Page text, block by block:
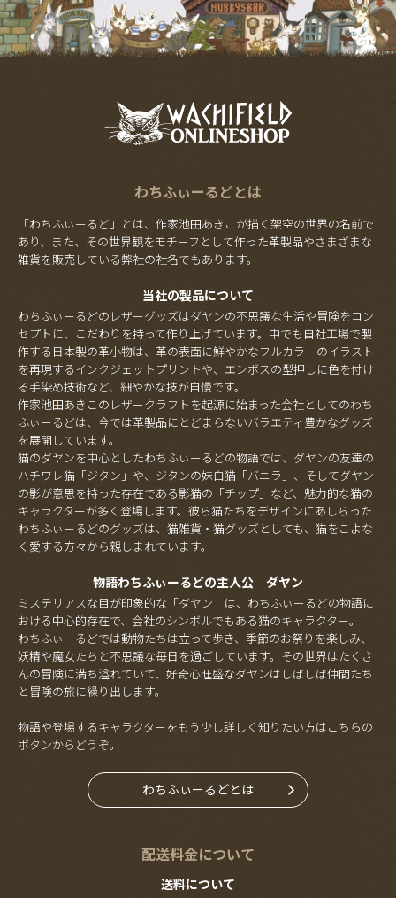
わちふぃーるどとは
「わちふぃーるど」とは、作家池田あきこが描く架空の世界の名前で
あり、また、その世界観をモチーフとして作った革製品やさまざまな
雑貨を販売している弊社の社名でもあります。
当社の製品について
わちふぃーるどのレザーグッズはダヤンの不思議な生活や冒険をコン
セプトに、こだわりを持って作り上げています。中でも自社工場で製
作する日本製の革小物は、革の表面に鮮やかなフルカラーのイラスト
を再現するインクジェットプリントや、エンボスの型押しに色を付け
る手染め技術など、細やかな技が自慢です。
作家池田あきこのレザークラフトを起源に始まった会社としてのわち
ふぃーるどは、今では革製品にとどまらないバラエティ豊かなグッズ
を展開しています。
猫のダヤンを中心としたわちふぃーるどの物語では、ダヤンの友達の
ハチワレ猫「ジタン」や、ジタンの妹白猫「バニラ」、そしてダヤン
の影が意思を持った存在である影猫の「チップ」など、魅力的な猫の
キャラクターが多く登場します。彼ら猫たちをデザインにあしらった
わちふぃーるどのグッズは、猫雑貨・猫グッズとしても、猫をこよな
く愛する方々から親しまれています。
物語わちふぃーるどの主人公 ダヤン
ミステリアスな目が印象的な「ダヤン」は、わちふぃーるどの物語に
おける中心的存在で、会社のシンボルでもある猫のキャラクター。
わちふぃーるどでは動物たちは立って歩き、季節のお祭りを楽しみ、
妖精や魔女たちと不思議な毎日を過ごしています。その世界はたくさ
んの冒険に満ち溢れていて、好奇心旺盛なダヤンはしばしば仲間たち
と冒険の旅に繰り出します。
物語や登場するキャラクターをもう少し詳しく知りたい方はこちらの
ボタンからどうぞ。
わちふぃーるどとは
配送料金について
送料について